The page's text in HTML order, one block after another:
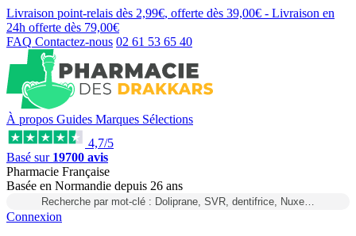
Livraison point-relais dès 2,99€, offerte dès 39,00€ - Livraison en
24h offerte dès 79,00€
FAQ Contactez-nous 02 61 53 65 40
À propos Guides Marques Sélections
4,7/5
Basé sur 19700 avis
Pharmacie Française
Basée en Normandie depuis 26 ans
Recherche par mot-clé : Doliprane, SVR, dentifrice, Nuxe…
Connexion